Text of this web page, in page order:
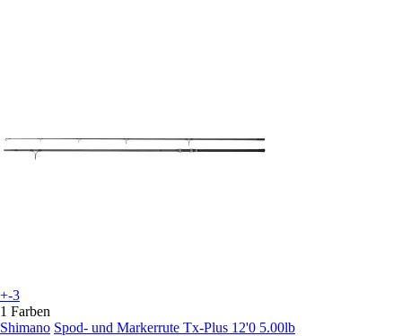
+-3
1 Farben
Shimano Spod- und Markerrute Tx-Plus 12'0 5.00lb